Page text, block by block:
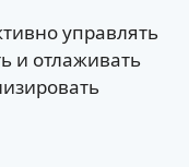
управлять
и отлаживать